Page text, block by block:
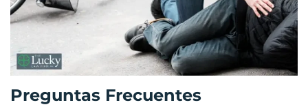
Preguntas Frecuentes